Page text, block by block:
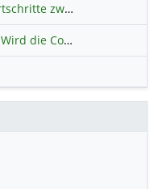
Ölpreise fallen deutlich - Fortschritte zwischen USA und Iran belasten
Übernahmekampf eskaliert: Wird die Commerzbank italienisch?